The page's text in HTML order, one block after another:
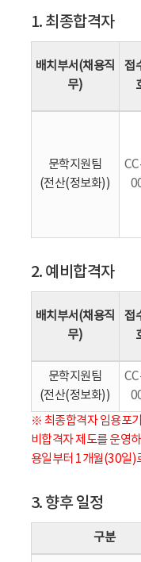
1. 최종합격자
배치부서(채용직
무)
접
문학지원팀
(전산(정보화))
2. 예비합격자
배치부서(채용직
무)
접
문학지원팀
(전산(정보화))
※ 최종합격자 임용포
비합격자 제도를 운영
용일부터 1개월(30일)
3. 향후 일정
구분